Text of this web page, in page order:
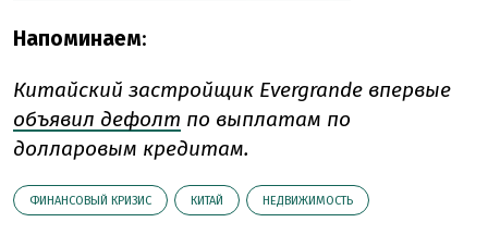
Напоминаем:
Китайский застройщик Evergrande впервые
объявил дефолт по выплатам по
долларовым кредитам.
ФИНАНСОВЫЙ КРИЗИС КИТАЙ НЕДВИЖИМОСТЬ